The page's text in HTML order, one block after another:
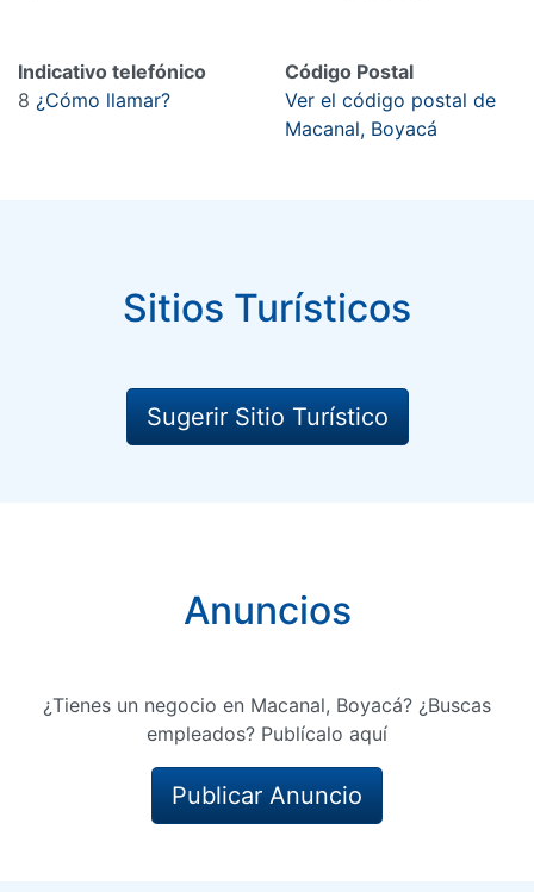
Indicativo telefónico
8 ¿Cómo llamar?
Código Postal
Ver el código postal de
Macanal, Boyacá
Sitios Turísticos
Sugerir Sitio Turístico
Anuncios
¿Tienes un negocio en Macanal, Boyacá? ¿Buscas
empleados? Publícalo aquí
Publicar Anuncio